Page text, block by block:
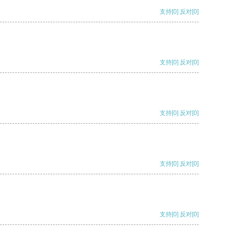
支持[0] 反对[0]
支持[0] 反对[0]
支持[0] 反对[0]
支持[0] 反对[0]
支持[0] 反对[0]